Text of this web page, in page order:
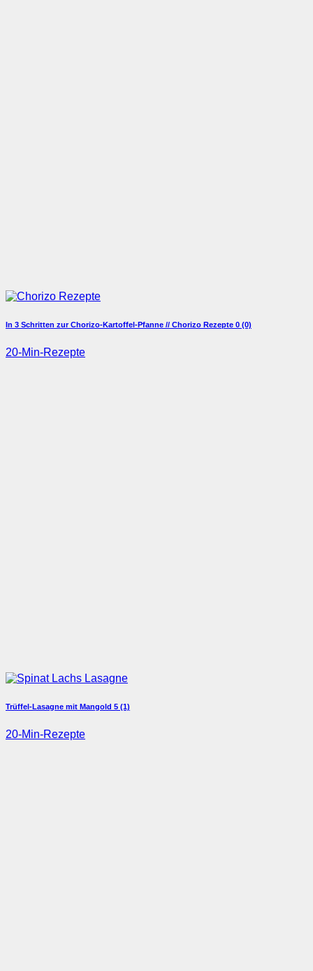
In 3 Schritten zur Chorizo-Kartoffel-Pfanne // Chorizo Rezepte 0 (0)
20-Min-Rezepte
Trüffel-Lasagne mit Mangold 5 (1)
20-Min-Rezepte